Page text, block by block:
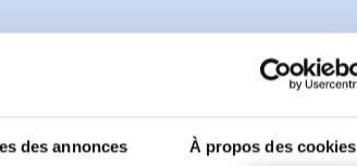
des annonces À propos des cookies